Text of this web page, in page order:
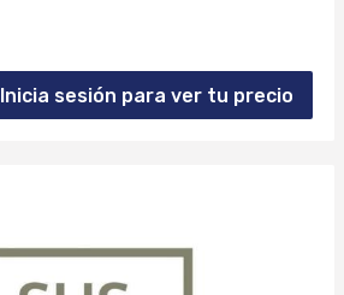
Inicia sesión para ver tu precio